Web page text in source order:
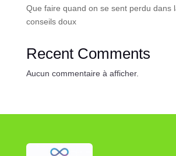
Que faire quand on se sent perdu dans
conseils doux
Recent Comments
Aucun commentaire à afficher.